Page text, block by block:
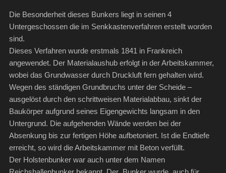
Die Besonderheit dieses Bunkers liegt in seinen 4
Untergeschossen die im Senkkastenverfahren erstellt worden
sind.
Dieses Verfahren wurde erstmals 1841 in Frankreich
angewendet. Der Materialaushub erfolgt in der Arbeitskammer,
wobei das Grundwasser durch Druckluft fern gehalten wird.
Wegen des ständigen Grundbruchs unter der Scheide –
ausgelöst durch den schrittweisen Materialabbau, sinkt der
Baukörper aufgrund seines Eigengewichts langsam in den
Untergrund. Die aufgehenden Wände werden bei der
Absenkung bis zur fertigen Höhe aufbetoniert. Ist die Endtiefe
erreicht, so wird die Arbeitskammer mit Beton verfüllt.
Der Holstenbunker war auch unter dem Namen